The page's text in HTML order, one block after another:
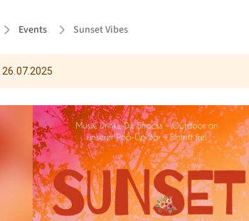
Events Sunset Vibes
26.07.2025